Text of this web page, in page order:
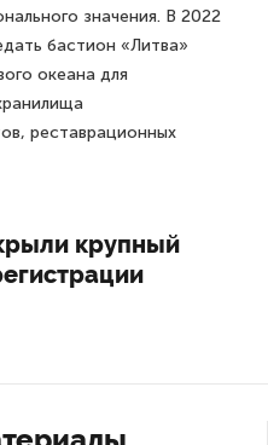
значения. В 2022
бастион «Литва»
океана для
реставрационных
крупный